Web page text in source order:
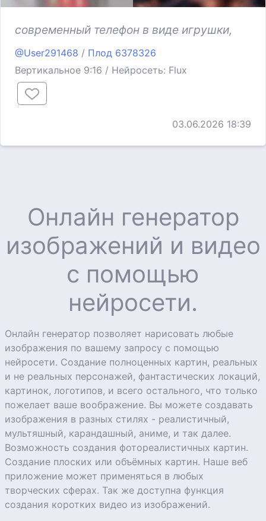
современный телефон в виде игрушки,
@User291468 / Плод 6378326
Вертикальное 9:16 / Нейросеть: Flux
03.06.2026 18:39
Онлайн генератор
изображений и видео
с помощью
нейросети.
Онлайн генератор позволяет нарисовать любые
изображения по вашему запросу с помощью
нейросети. Создание полноценных картин, реальных
и не реальных персонажей, фантастических локаций,
картинок, логотипов, и всего остального, что только
пожелает ваше воображение. Вы можете создавать
изображения в разных стилях - реалистичный,
мультяшный, карандашный, аниме, и так далее.
Возможность создания фотореалистичных картин.
Создание плоских или объёмных картин. Наше веб
приложение может применяться в любых
творческих сферах. Так же доступна функция
создания коротких видео из изображений.